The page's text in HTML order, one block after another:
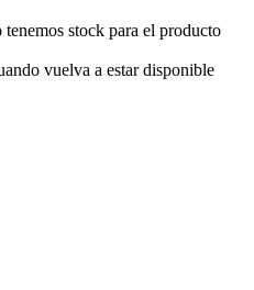
stock para el producto
vuelva a estar disponible